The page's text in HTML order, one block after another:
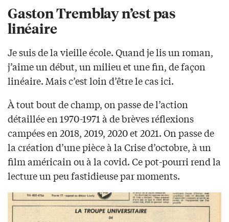
Gaston Tremblay n’est pas
linéaire
Je suis de la vieille école. Quand je lis un roman,
j’aime un début, un milieu et une fin, de façon
linéaire. Mais c’est loin d’être le cas ici.
À tout bout de champ, on passe de l’action
détaillée en 1970-1971 à de brèves réflexions
campées en 2018, 2019, 2020 et 2021. On passe de
la création d’une pièce à la Crise d’octobre, à un
film américain ou à la covid. Ce pot-pourri rend la
lecture un peu fastidieuse par moments.